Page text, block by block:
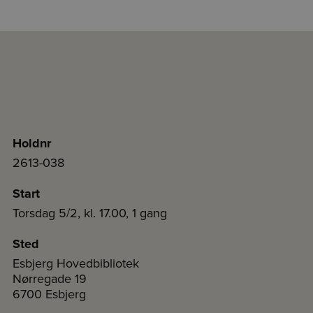
Holdnr
2613-038
Start
Torsdag 5/2, kl. 17.00, 1 gang
Sted
Esbjerg Hovedbibliotek
Nørregade 19
6700 Esbjerg